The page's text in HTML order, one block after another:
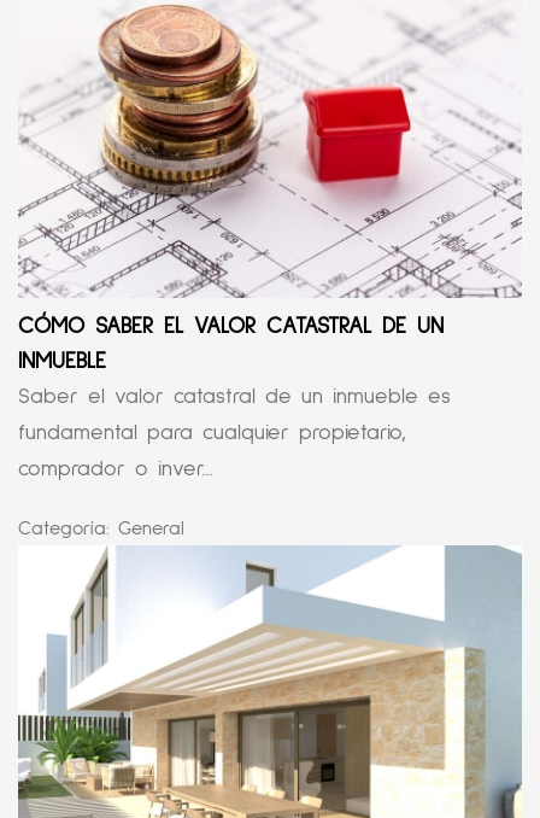
CÓMO SABER EL VALOR CATASTRAL DE UN
INMUEBLE
Saber el valor catastral de un inmueble es
fundamental para cualquier propietario,
comprador o inver...
Categoría: General